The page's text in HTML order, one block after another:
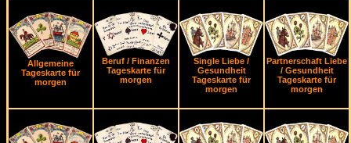
Allgemeine
Tageskarte für
morgen
Beruf / Finanzen
Tageskarte für
morgen
Single Liebe /
Gesundheit
Tageskarte für
morgen
Partnerschaft Liebe
/ Gesundheit
Tageskarte für
morgen